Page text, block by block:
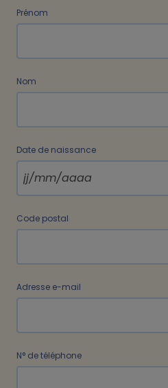
Prénom
Nom
Date de naissance
Code postal
Adresse e-mail
N° de téléphone